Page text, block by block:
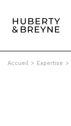
Accueil > Expertise >